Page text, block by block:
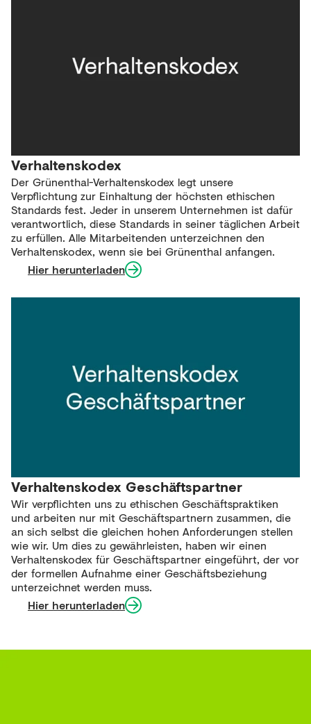
Verhaltenskodex
Der Grünenthal-Verhaltenskodex legt unsere
Verpflichtung zur Einhaltung der höchsten ethischen
Standards fest. Jeder in unserem Unternehmen ist dafür
verantwortlich, diese Standards in seiner täglichen Arbeit
zu erfüllen. Alle Mitarbeitenden unterzeichnen den
Verhaltenskodex, wenn sie bei Grünenthal anfangen.
Hier herunterladen
Verhaltenskodex Geschäftspartner
Wir verpflichten uns zu ethischen Geschäftspraktiken
und arbeiten nur mit Geschäftspartnern zusammen, die
an sich selbst die gleichen hohen Anforderungen stellen
wie wir. Um dies zu gewährleisten, haben wir einen
Verhaltenskodex für Geschäftspartner eingeführt, der vor
der formellen Aufnahme einer Geschäftsbeziehung
unterzeichnet werden muss.
Hier herunterladen